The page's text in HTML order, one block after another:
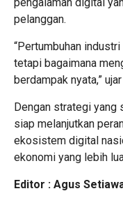
pengalaman digital
pelanggan.
“Pertumbuhan
tetapi bagaimana
berdampak nyata,”
Dengan strategi yang
siap melanjutkan
ekosistem digital
ekonomi yang lebih
Editor : Agus